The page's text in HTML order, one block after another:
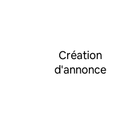
Création
d'annonce